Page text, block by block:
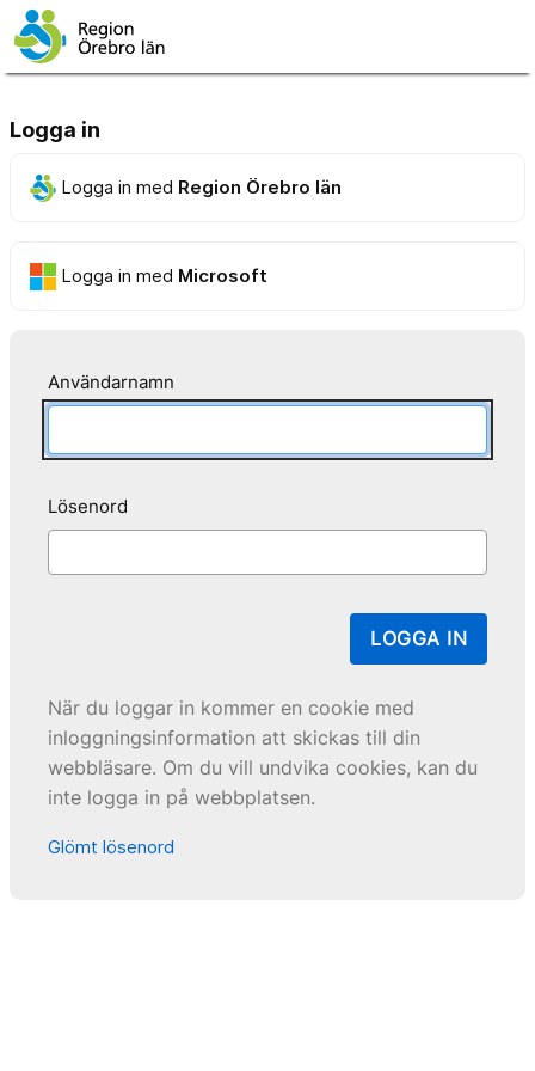
Logga in
Logga in med Region Örebro län
Logga in med Microsoft
Användarnamn
Lösenord
LOGGA IN
När du loggar in kommer en cookie med
inloggningsinformation att skickas till din
webbläsare. Om du vill undvika cookies, kan du
inte logga in på webbplatsen.
Glömt lösenord